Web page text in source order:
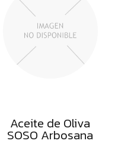
Aceite de Oliva
SOSO Arbosana